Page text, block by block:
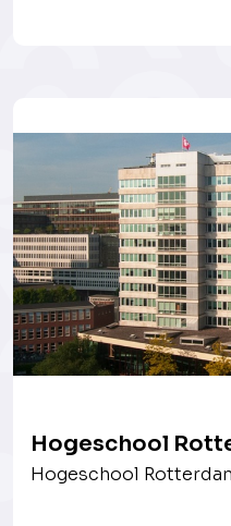
Hogeschool
Hogeschool